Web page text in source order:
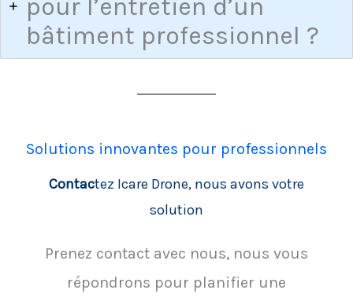
pour l’entretien d’un
bâtiment professionnel ?
Solutions innovantes pour professionnels
Contactez Icare Drone, nous avons votre
solution
Prenez contact avec nous, nous vous
répondrons pour planifier une